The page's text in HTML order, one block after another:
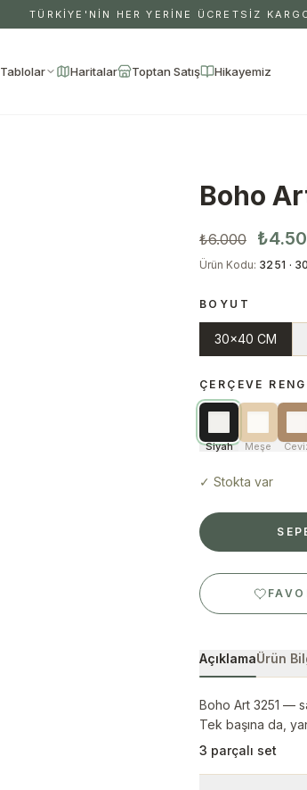
TÜRKİYE'NİN HER YERİNE ÜCRETSİZ
Tablolar Haritalar Toptan Satış Hikayemiz
Boho
₺6.000
Ürün Kodu: 3251 ·
BOYUT
30x40 CM
ÇERÇEVE
Siyah Meşe
✓ Stokta var
AçıklamaÜrün
Boho Art 3251 —
Tek başına da,
3 parçalı set